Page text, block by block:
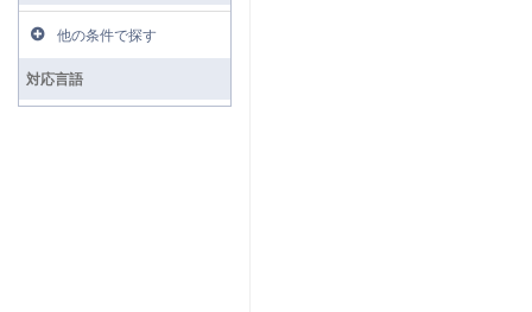
他の条件で探す
対応言語